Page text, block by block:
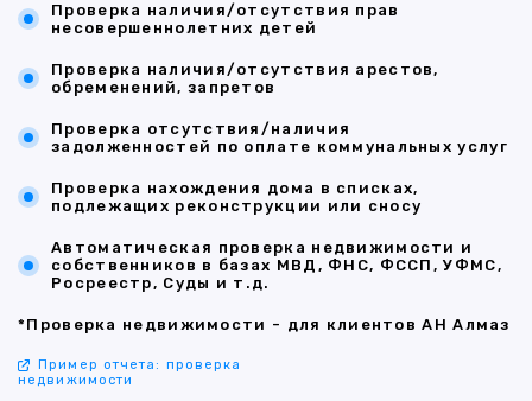
Проверка наличия/отсутствия прав
несовершеннолетних детей
Проверка наличия/отсутствия арестов,
обременений, запретов
Проверка отсутствия/наличия
задолженностей по оплате коммунальных услуг
Проверка нахождения дома в списках,
подлежащих реконструкции или сносу
Автоматическая проверка недвижимости и
собственников в базах МВД, ФНС, ФССП, УФМС,
Росреестр, Суды и т.д.
*Проверка недвижимости - для клиентов АН Алмаз
Пример отчета: проверка
недвижимости